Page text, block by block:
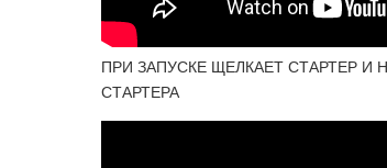
ПРИ ЗАПУСКЕ ЩЕЛКАЕТ СТАРТЕР
СТАРТЕРА